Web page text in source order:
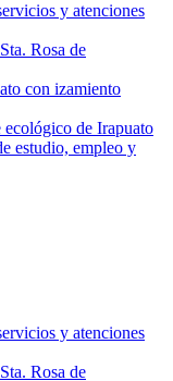
y atenciones
Rosa de
con izamiento
ecológico de Irapuato
estudio, empleo y
y atenciones
Rosa de